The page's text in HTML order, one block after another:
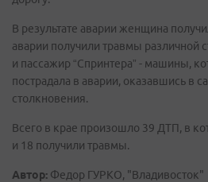
В результате аварии женщина
аварии получили травмы различной
и пассажир “Спринтера” - машины,
пострадала в аварии, оказавшись в
столкновения.
Всего в крае произошло 39 ДТП, в
и 18 получили травмы.
Автор: Федор ГУРКО, "Владивосток"